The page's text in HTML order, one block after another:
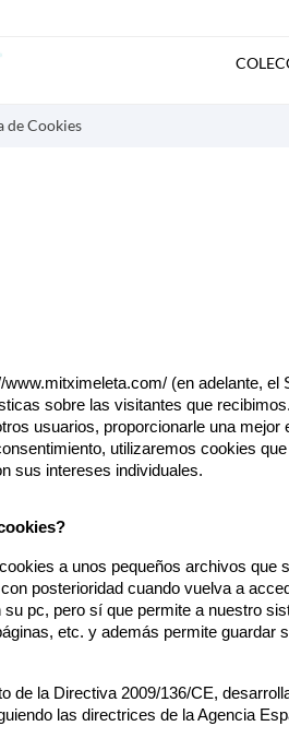
de Cookies
www.mitximeleta.com/ (en adelante,
sobre las visitantes que
usuarios, proporcionarle una
utilizaremos cookies
sus intereses individuales.
a unos pequeños archivos que
posterioridad cuando vuelva a
su pc, pero sí que permite a nuestro
etc. y además permite guardar
de la Directiva 2009/136/CE,
las directrices de la Agencia